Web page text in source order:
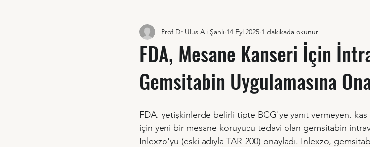
FDA, Mesane Kanseri İçin
Gemsitabin Uygulamasına
Prof Dr Ulus Ali Şanlı 14 Eyl 2025 1 dakikada okunur
FDA, yetişkinlerde belirli tipte BCG'ye yanıt vermeyen,
için yeni bir mesane koruyucu tedavi olan gemsitabin
Inlexzo'yu (eski adıyla TAR-200) onayladı. Inlexzo,